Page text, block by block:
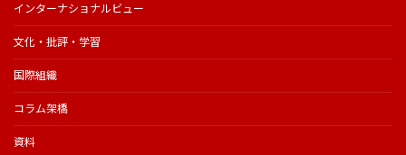
インターナショナルビュー
文化・批評・学習
国際組織
コラム架橋
資料